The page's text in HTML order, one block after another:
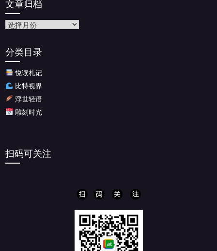
文章归档
文
档
分类目录
悦读札记
比特视界
浮世轻语
雕刻时光
扫码可关注